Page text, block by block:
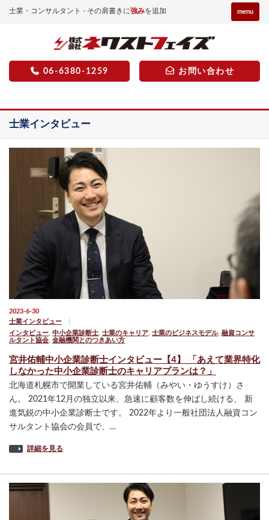
士業・コンサルタント - その肩書きに強みを追加 menu
06-6380-1259 お問い合わせ
士業インタビュー
2023-6-30
士業インタビュー
インタビュー 中小企業診断士 士業のキャリア 士業のビジネスモデル, 融資コンサ
ルタント協会 金融機関とのつきあい方
宮井佑輔中小企業診断士インタビュー【4】 「あえて業界特化
しなかった中小企業診断士のキャリアプランは？」
北海道札幌市で開業している宮井佑輔（みやい・ゆうすけ）さ
ん。 2021年12月の独立以来、急速に顧客数を伸ばし続ける、 新
進気鋭の中小企業診断士です。 2022年より一般社団法人融資コン
サルタント協会の会員で、…
詳細を見る